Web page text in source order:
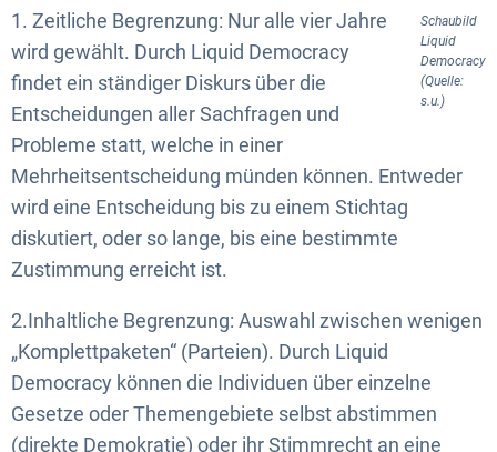
Schaubild
Liquid
Democracy
(Quelle:
s.u.)
1. Zeitliche Begrenzung: Nur alle vier Jahre
wird gewählt. Durch Liquid Democracy
findet ein ständiger Diskurs über die
Entscheidungen aller Sachfragen und
Probleme statt, welche in einer
Mehrheitsentscheidung münden können. Entweder
wird eine Entscheidung bis zu einem Stichtag
diskutiert, oder so lange, bis eine bestimmte
Zustimmung erreicht ist.
2.Inhaltliche Begrenzung: Auswahl zwischen wenigen
„Komplettpaketen“ (Parteien). Durch Liquid
Democracy können die Individuen über einzelne
Gesetze oder Themengebiete selbst abstimmen
(direkte Demokratie) oder ihr Stimmrecht an eine